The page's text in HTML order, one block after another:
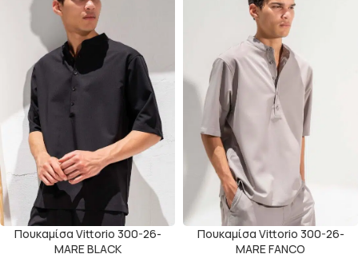
Πουκαμίσα Vittorio 300-26-
MARE BLACK
Πουκαμίσα Vittorio 300-26-
MARE FANCO